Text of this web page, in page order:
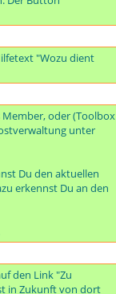
"Wozu dient
oder (Toolbox
unter
Du den aktuellen
erkennst Du an den
den Link "Zu
in Zukunft von dort